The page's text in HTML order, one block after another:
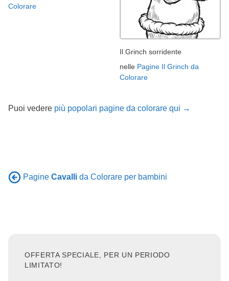
Colorare
Il Grinch sorridente
nelle Pagine Il Grinch da
Colorare
Puoi vedere più popolari pagine da colorare qui →
Pagine Cavalli da Colorare per bambini
OFFERTA SPECIALE, PER UN PERIODO
LIMITATO!